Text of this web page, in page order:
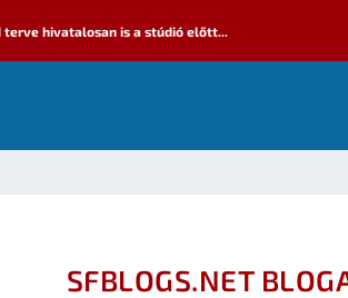
terve hivatalosan is a stúdió előtt...
SFBLOGS.NET